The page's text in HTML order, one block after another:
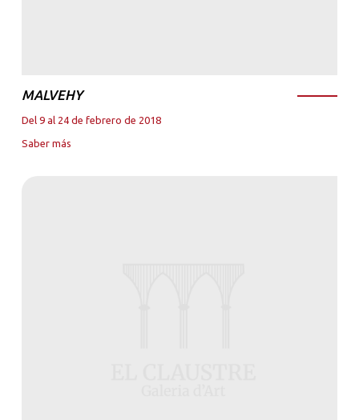
MALVEHY
Del 9 al 24 de febrero de 2018
Saber más